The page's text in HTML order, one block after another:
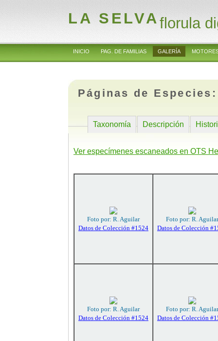
LA SELVAflorula
INICIO PAG. DE FAMILIAS GALERÍA
Páginas de
Taxonomía Descripción
Ver especímenes escaneados en OTS
Foto por: R. Aguilar
Datos de Colección #1524
Foto por: R. Aguilar
Datos de Colección
Foto por: R. Aguilar
Datos de Colección #1524
Foto por: R. Aguilar
Datos de Colección